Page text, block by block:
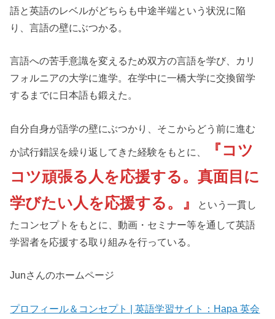
語と英語のレベルがどちらも中途半端という状況に陥
り、言語の壁にぶつかる。
言語への苦手意識を変えるため双方の言語を学び、カリ
フォルニアの大学に進学。在学中に一橋大学に交換留学
するまでに日本語も鍛えた。
自分自身が語学の壁にぶつかり、そこからどう前に進む
か試行錯誤を繰り返してきた経験をもとに、
『コツ
コツ頑張る人を応援する。真面目に
学びたい人を応援する。』
という一貫し
たコンセプトをもとに、動画・セミナー等を通して英語
学習者を応援する取り組みを行っている。
Junさんのホームページ
プロフィール＆コンセプト | 英語学習サイト：Hapa 英会